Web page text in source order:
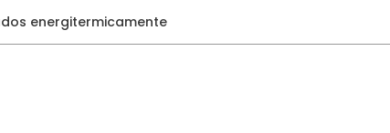
energitermicamente